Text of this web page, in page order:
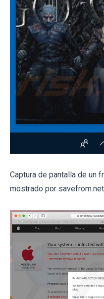
Captura de pantalla de un
mostrado por